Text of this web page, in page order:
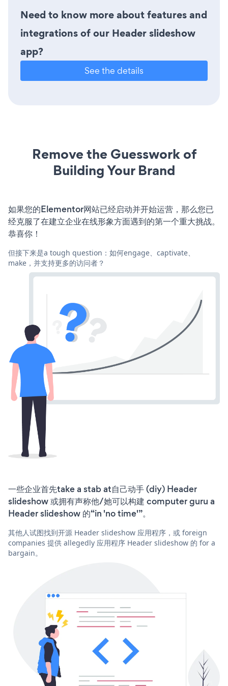
Need to know more about features and
integrations of our Header slideshow
app?
See the details
Remove the Guesswork of
Building Your Brand
如果您的Elementor网站已经启动并开始运营，那么您已
经克服了在建立企业在线形象方面遇到的第一个重大挑战。
恭喜你！
但接下来是a tough question：如何engage、captivate、
make，并支持更多的访问者？
一些企业首先take a stab at自己动手 (diy) Header
slideshow 或拥有声称他/她可以构建 computer guru a
Header slideshow 的“in 'no time'”。
其他人试图找到开源 Header slideshow 应用程序，或 foreign
companies 提供 allegedly 应用程序 Header slideshow 的 for a
bargain。